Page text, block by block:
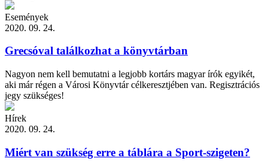
Események
2020. 09. 24.
Grecsóval találkozhat a könyvtárban
Nagyon nem kell bemutatni a legjobb kortárs magyar írók egyikét,
aki már régen a Városi Könyvtár célkeresztjében van. Regisztrációs
jegy szükséges!
Hírek
2020. 09. 24.
Miért van szükség erre a táblára a Sport-szigeten?